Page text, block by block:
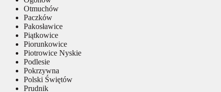
Otmuchów
Paczków
Pakosławice
Piątkowice
Piorunkowice
Piotrowice Nyskie
Podlesie
Pokrzywna
Polski Świętów
Prudnik